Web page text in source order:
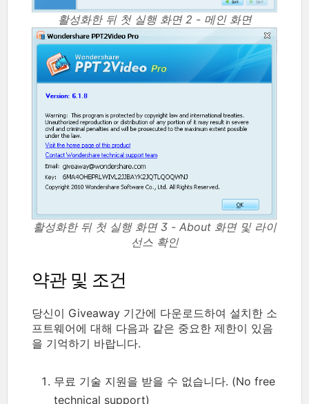
활성화한 뒤 첫 실행 화면 2 - 메인 화면
활성화한 뒤 첫 실행 화면 3 - About 화면 및 라이
선스 확인
약관 및 조건
당신이 Giveaway 기간에 다운로드하여 설치한 소
프트웨어에 대해 다음과 같은 중요한 제한이 있음
을 기억하기 바랍니다.
무료 기술 지원을 받을 수 없습니다. (No free
technical support)